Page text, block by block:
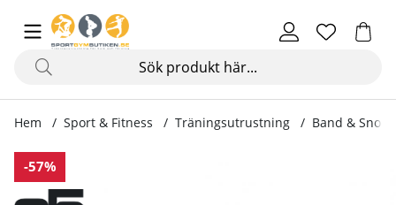
Hem Sport & Fitness Träningsutrustning Band &
-57%
Produktbilder Exertubes Pro